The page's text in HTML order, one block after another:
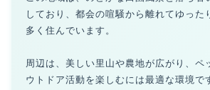
しており、都会の喧騒から離れてゆった
多く住んでいます。
周辺は、美しい里山や農地が広がり、ペ
ウトドア活動を楽しむには最適な環境で